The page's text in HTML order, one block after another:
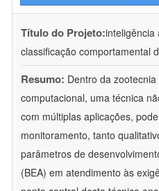
Título do Projeto:inteligência
classificação comportamental
Resumo: Dentro da
computacional, uma técnica
com múltiplas aplicações,
monitoramento, tanto
parâmetros de
(BEA) em atendimento às